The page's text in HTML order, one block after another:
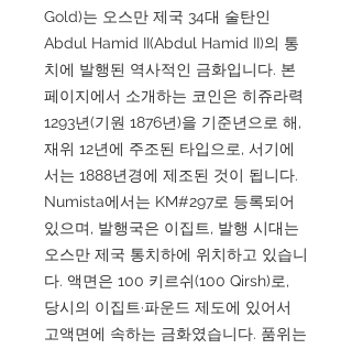
Gold)는 오스만 제국 34대 술탄인
Abdul Hamid II(Abdul Hamid II)의 통
치에 발행된 역사적인 금화입니다. 본
페이지에서 소개하는 코인은 히쥬라력
1293년(기원 1876년)을 기준년으로 해,
재위 12년에 주조된 타입으로, 서기에
서는 1888년경에 제조된 것이 됩니다.
Numista에서는 KM#297로 등록되어
있으며, 발행국은 이집트, 발행 시대는
오스만 제국 통치하에 위치하고 있습니
다. 액면은 100 키르쉬(100 Qirsh)로,
당시의 이집트·파운드 제도에 있어서
고액면에 속하는 금화였습니다. 품위는